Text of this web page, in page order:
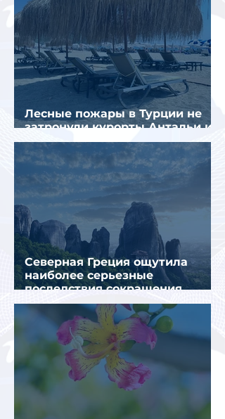
Лесные пожары в Турции не
затронули курорты Антальи и
Муглы
Северная Греция ощутила
наиболее серьезные
последствия сокращения
турпотока из России